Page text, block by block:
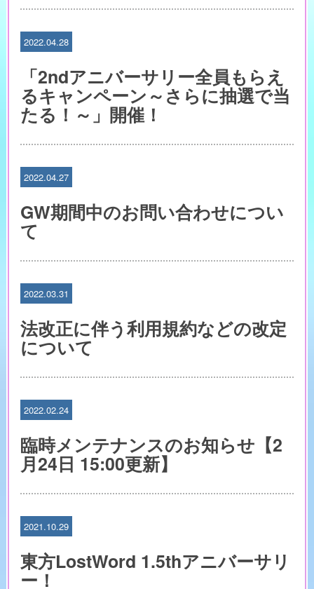
2022.04.28
「2ndアニバーサリー全員もらえ
るキャンペーン～さらに抽選で当
たる！～」開催！
2022.04.27
GW期間中のお問い合わせについ
て
2022.03.31
法改正に伴う利用規約などの改定
について
2022.02.24
臨時メンテナンスのお知らせ【2
月24日 15:00更新】
2021.10.29
東方LostWord 1.5thアニバーサリ
ー！